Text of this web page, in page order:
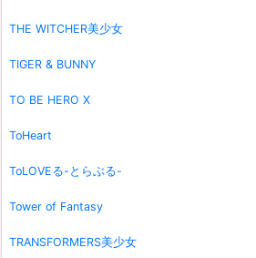
THE WITCHER美少女
TIGER & BUNNY
TO BE HERO X
ToHeart
ToLOVEる-とらぶる-
Tower of Fantasy
TRANSFORMERS美少女